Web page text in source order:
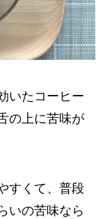
いたコーヒー
の上に苦味が
すくて、普段
いの苦味なら